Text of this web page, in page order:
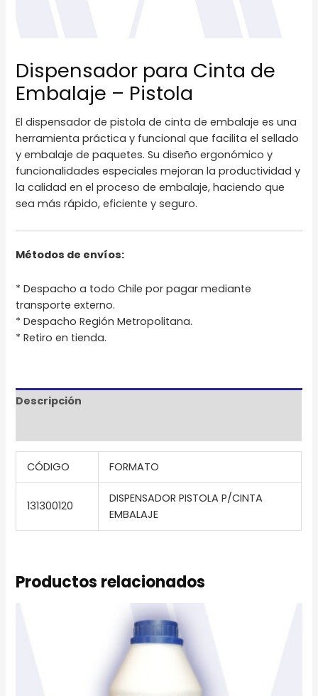
Dispensador para Cinta de
Embalaje – Pistola
El dispensador de pistola de cinta de embalaje es una
herramienta práctica y funcional que facilita el sellado
y embalaje de paquetes. Su diseño ergonómico y
funcionalidades especiales mejoran la productividad y
la calidad en el proceso de embalaje, haciendo que
sea más rápido, eficiente y seguro.
Métodos de envíos:
* Despacho a todo Chile por pagar mediante
transporte externo.
* Despacho Región Metropolitana.
* Retiro en tienda.
Descripción
CÓDIGO FORMATO
131300120
DISPENSADOR PISTOLA P/CINTA
EMBALAJE
Productos relacionados